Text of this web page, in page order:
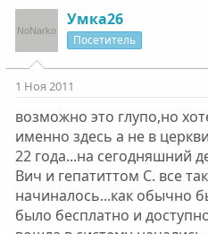
т
о
т
м
ы
а
н
л
Умка26
Посетитель
1 Ноя 2011
возможно это глупо,но
именно здесь а не в
22 года...на сегодняшний
Вич и гепатиттом С. все
начиналось...как обычно
было бесплатно и